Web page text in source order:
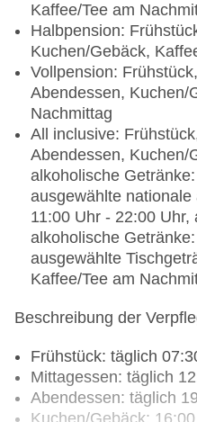
Kaffee/Tee am
Halbpension:
Kuchen/Gebäck,
Vollpension:
Abendessen, Kuchen/
Nachmittag
All inclusive:
Abendessen, Kuchen/
alkoholische
ausgewählte
11:00 Uhr - 22:00
alkoholische
ausgewählte
Kaffee/Tee am
Beschreibung der
Frühstück: täglich
Mittagessen: täglich
Abendessen: täglich